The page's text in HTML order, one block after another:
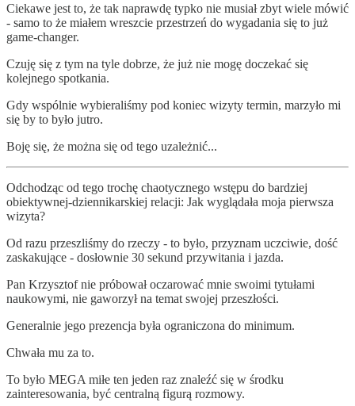
Ciekawe jest to, że tak naprawdę typko nie musiał zbyt wiele mówić
- samo to że miałem wreszcie przestrzeń do wygadania się to już
game-changer.
Czuję się z tym na tyle dobrze, że już nie mogę doczekać się
kolejnego spotkania.
Gdy wspólnie wybieraliśmy pod koniec wizyty termin, marzyło mi
się by to było jutro.
Boję się, że można się od tego uzależnić...
Odchodząc od tego trochę chaotycznego wstępu do bardziej
obiektywnej-dziennikarskiej relacji: Jak wyglądała moja pierwsza
wizyta?
Od razu przeszliśmy do rzeczy - to było, przyznam uczciwie, dość
zaskakujące - dosłownie 30 sekund przywitania i jazda.
Pan Krzysztof nie próbował oczarować mnie swoimi tytułami
naukowymi, nie gaworzył na temat swojej przeszłości.
Generalnie jego prezencja była ograniczona do minimum.
Chwała mu za to.
To było MEGA miłe ten jeden raz znaleźć się w środku
zainteresowania, być centralną figurą rozmowy.